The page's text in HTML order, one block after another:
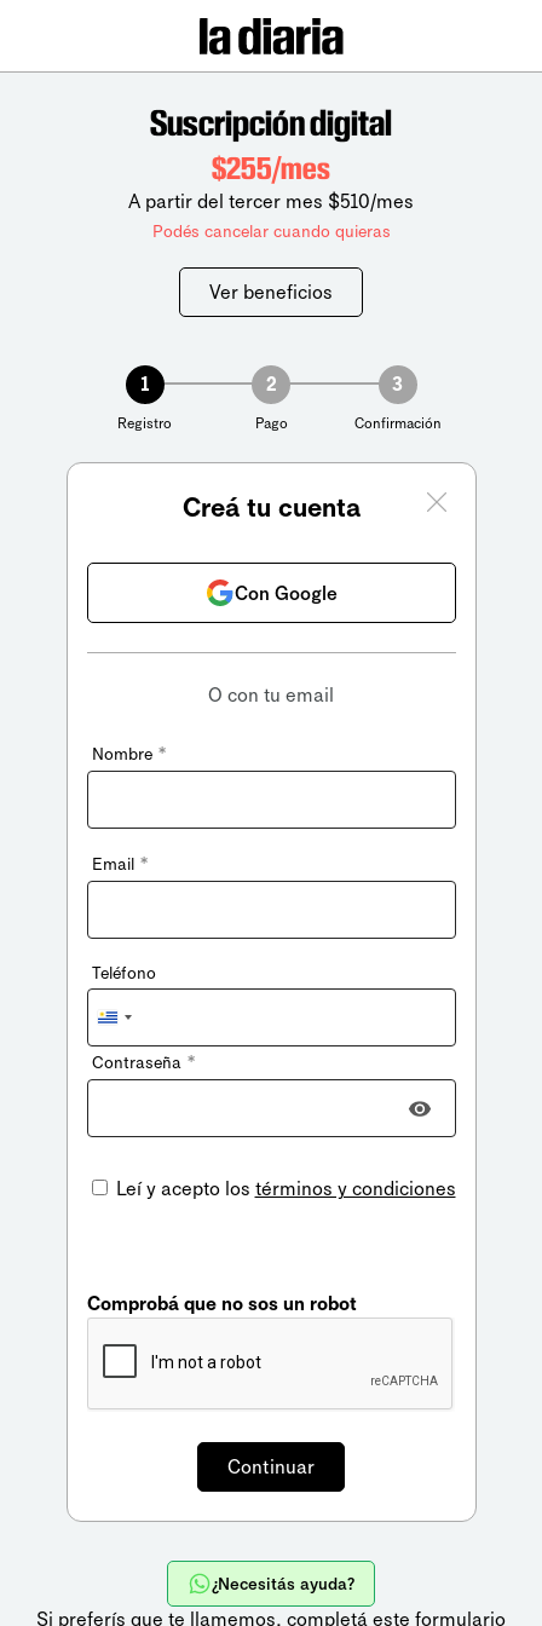
Suscripción digital
$255/mes
A partir del tercer mes $510/mes
Podés cancelar cuando quieras
Ver beneficios
1
Registro
2
Pago
3
Confirmación
Creá tu cuenta
Con Google
O con tu email
Nombre *
Email *
Teléfono
Uruguay
+598
Contraseña *
Leí y acepto los términos y condiciones
Comprobá que no sos un robot
¿Necesitás ayuda?
Si preferís que te llamemos, completá este formulario